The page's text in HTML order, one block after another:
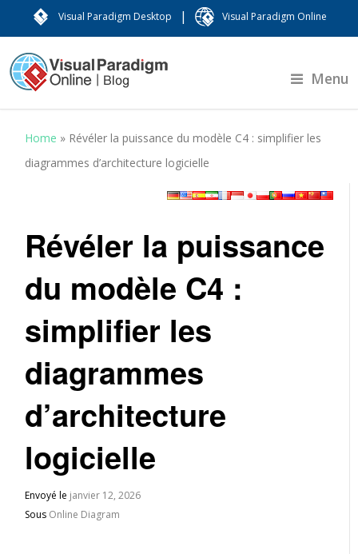
Visual Paradigm Desktop | Visual Paradigm Online
Menu
Home » Révéler la puissance du modèle C4 : simplifier les
diagrammes d’architecture logicielle
Révéler la puissance
du modèle C4 :
simplifier les
diagrammes
d’architecture
logicielle
Envoyé le janvier 12, 2026
Sous Online Diagram